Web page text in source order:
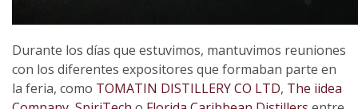
Durante los días que estuvimos, mantuvimos reuniones
con los diferentes expositores que formaban parte en
la feria, como TOMATIN DISTILLERY CO LTD, The iidea